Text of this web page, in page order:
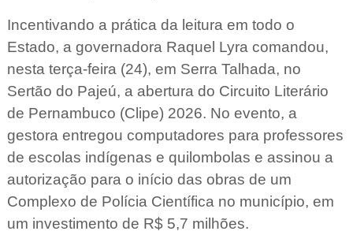
Incentivando a prática da leitura em todo o
Estado, a governadora Raquel Lyra comandou,
nesta terça-feira (24), em Serra Talhada, no
Sertão do Pajeú, a abertura do Circuito Literário
de Pernambuco (Clipe) 2026. No evento, a
gestora entregou computadores para professores
de escolas indígenas e quilombolas e assinou a
autorização para o início das obras de um
Complexo de Polícia Científica no município, em
um investimento de R$ 5,7 milhões.